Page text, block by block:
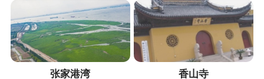
张家港湾 香山寺